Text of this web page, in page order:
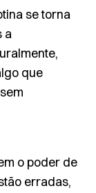
se torna
a
que
o poder de
erradas,